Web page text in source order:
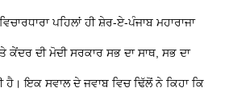
ਪਹਿਲਾਂ ਹੀ ਸ਼ੇਰ-ਏ-ਪੰਜਾਬ ਮਹਾਰਾਜਾ
ਕੇਂਦਰ ਦੀ ਮੋਦੀ ਸਰਕਾਰ ਸਭ ਦਾ ਸਾਥ, ਸਭ ਦਾ
ਹੈ।ਇਕ ਸਵਾਲ ਦੇ ਜਵਾਬ ਵਿਚ ਢਿੱਲੋਂ ਨੇ ਕਿਹਾ ਕਿ